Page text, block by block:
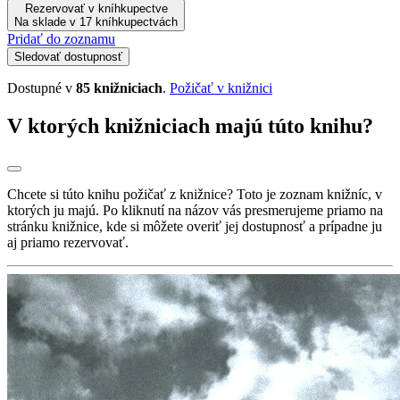
Rezervovať v kníhkupectve
Na sklade v 17 kníhkupectvách
Pridať do zoznamu
Sledovať dostupnosť
Dostupné v 85 knižniciach. Požičať v knižnici
V ktorých knižniciach majú túto knihu?
Chcete si túto knihu požičať z knižnice? Toto je zoznam knižníc, v
ktorých ju majú. Po kliknutí na názov vás presmerujeme priamo na
stránku knižnice, kde si môžete overiť jej dostupnosť a prípadne ju
aj priamo rezervovať.